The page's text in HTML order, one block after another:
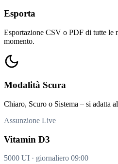
Esporta
Esportazione CSV o PDF di tutte le
momento.
Modalità Scura
Chiaro, Scuro o Sistema – si adatta
Assunzione Live
Vitamin D3
5000 UI · giornaliero 09:00